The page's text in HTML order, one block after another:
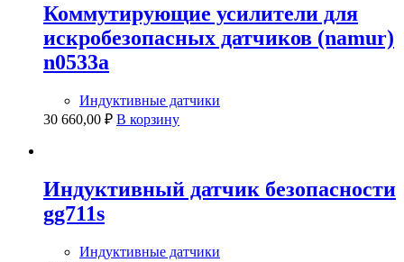
Коммутирующие усилители для
искробезопасных датчиков (namur)
n0533a
Индуктивные датчики
30 660,00 ₽ В корзину
Индуктивный датчик безопасности
gg711s
Индуктивные датчики